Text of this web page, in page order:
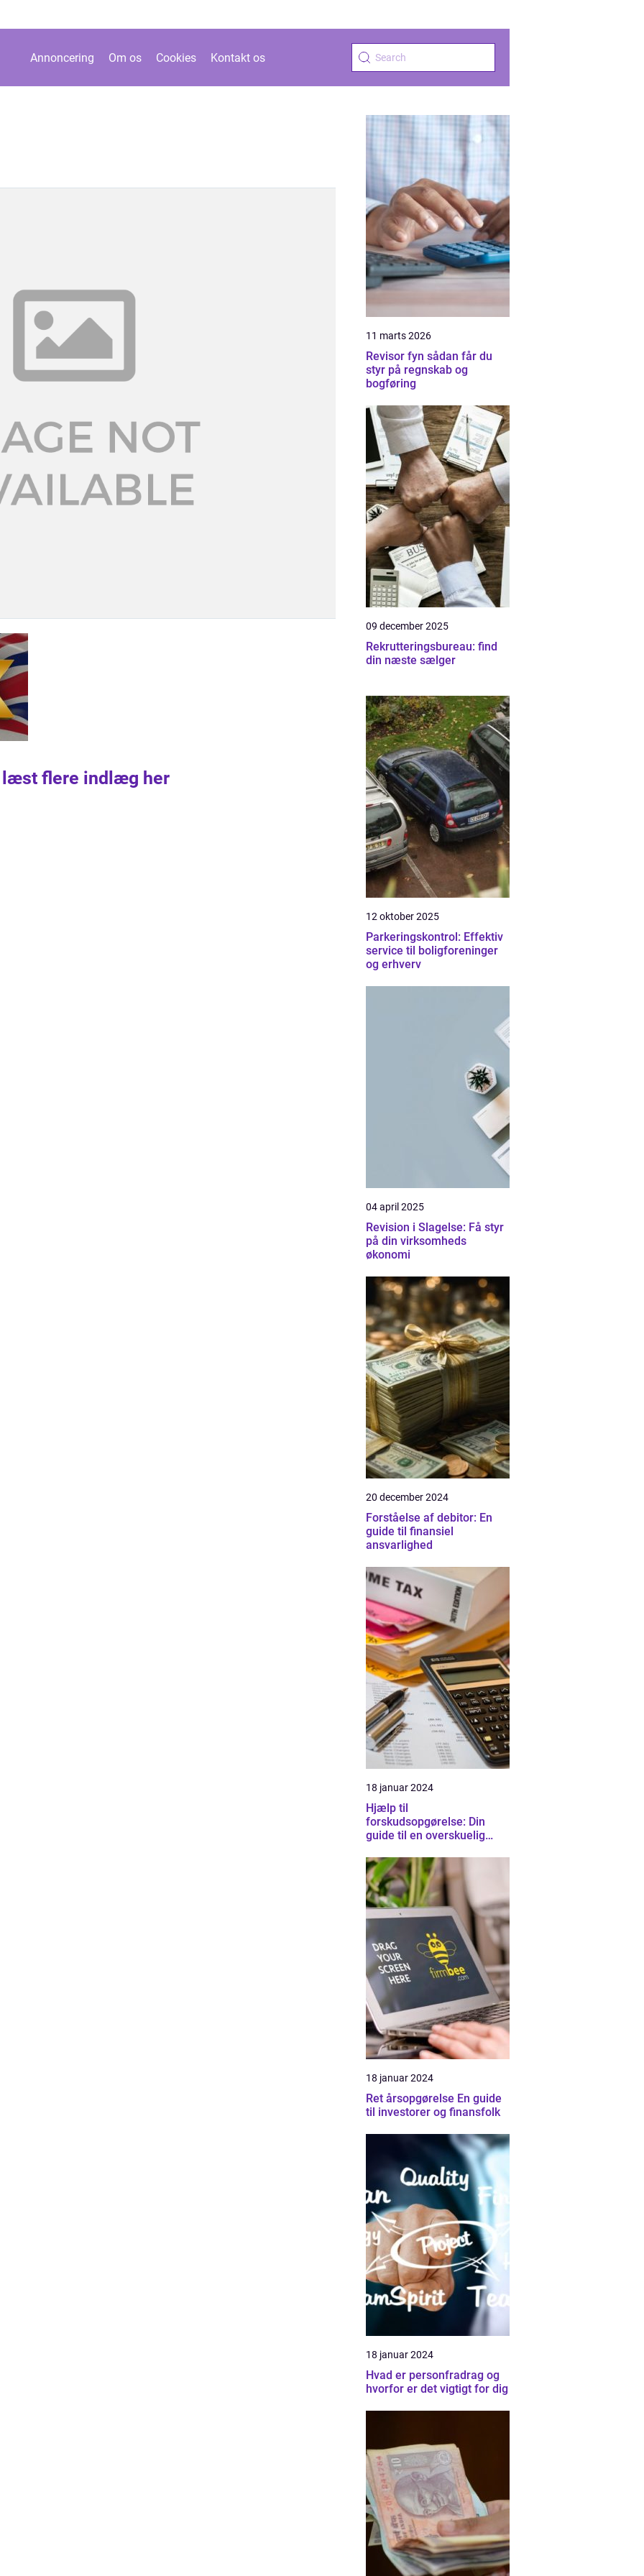
Annoncering Om os Cookies Kontakt os
læst flere indlæg her
11 marts 2026
Revisor fyn sådan får du
styr på regnskab og
bogføring
09 december 2025
Rekrutteringsbureau: find
din næste sælger
12 oktober 2025
Parkeringskontrol: Effektiv
service til boligforeninger
og erhverv
04 april 2025
Revision i Slagelse: Få styr
på din virksomheds
økonomi
20 december 2024
Forståelse af debitor: En
guide til finansiel
ansvarlighed
18 januar 2024
Hjælp til
forskudsopgørelse: Din
guide til en overskuelig
18 januar 2024
Ret årsopgørelse En guide
til investorer og finansfolk
18 januar 2024
Hvad er personfradrag og
hvorfor er det vigtigt for dig